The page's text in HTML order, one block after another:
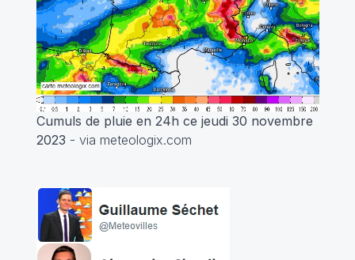
Cumuls de pluie en 24h ce jeudi 30 novembre
2023 - via meteologix.com